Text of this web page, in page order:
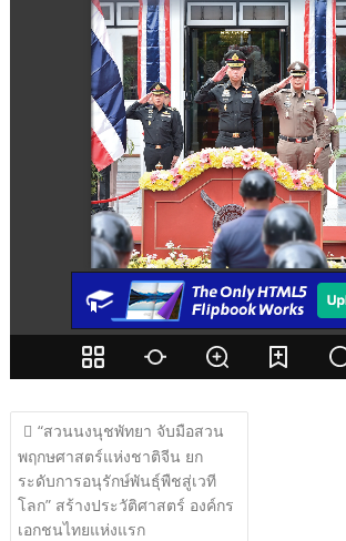
แนะแนว
เรื่อง
“สวนนงนุชพัทยา จับมือสวน
พฤกษศาสตร์แห่งชาติจีน ยก
ระดับการอนุรักษ์พันธุ์พืชสู่เวที
โลก” สร้างประวัติศาสตร์ องค์กร
เอกชนไทยแห่งแรก